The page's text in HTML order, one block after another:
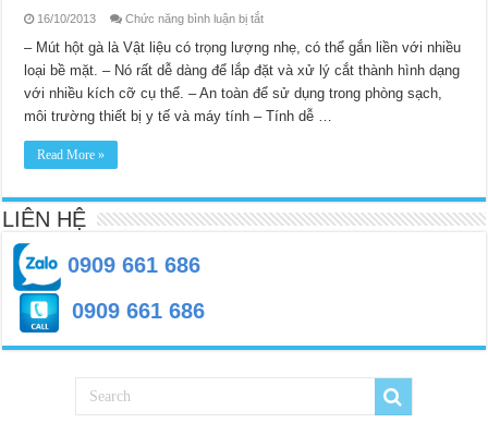
16/10/2013 Chức năng bình luận bị tắtở
trứng
gà
tiêu
phòng
thu
– Mút hột gà là Vật liệu có trọng lượng nhẹ, có thể gắn liền với nhiều
loại bề mặt. – Nó rất dễ dàng để lắp đặt và xử lý cắt thành hình dạng
với nhiều kích cỡ cụ thể. – An toàn để sử dụng trong phòng sạch,
môi trường thiết bị y tế và máy tính – Tính dễ …
Read More »
LIÊN HỆ
0909 661 686
0909 661 686